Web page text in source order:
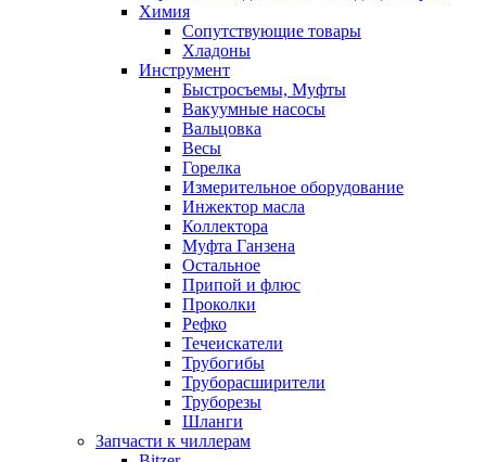
Химия
Сопутствующие товары
Хладоны
Инструмент
Быстросъемы, Муфты
Вакуумные насосы
Вальцовка
Весы
Горелка
Измерительное оборудование
Инжектор масла
Коллектора
Муфта Ганзена
Остальное
Припой и флюс
Проколки
Рефко
Течеискатели
Трубогибы
Труборасширители
Труборезы
Шланги
Запчасти к чиллерам